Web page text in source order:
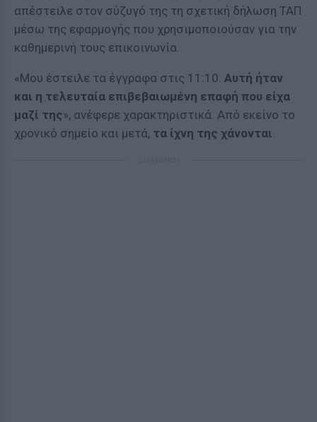
απέστειλε στον σύζυγό της τη σχετική δήλωση ΤΑΠ
μέσω της εφαρμογής που χρησιμοποιούσαν για την
καθημερινή τους επικοινωνία.
«Μου έστειλε τα έγγραφα στις 11:10. Αυτή ήταν
και η τελευταία επιβεβαιωμένη επαφή που είχα
μαζί της», ανέφερε χαρακτηριστικά. Από εκείνο το
χρονικό σημείο και μετά, τα ίχνη της χάνονται.